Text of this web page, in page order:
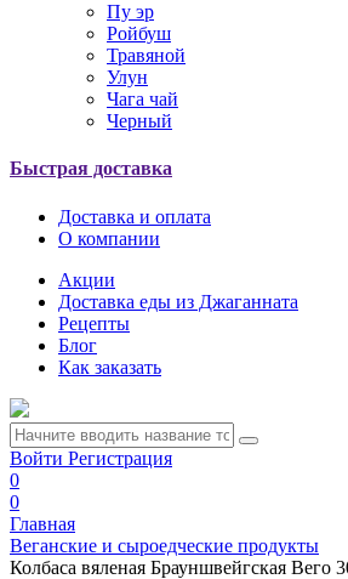
Пу эр
Ройбуш
Травяной
Улун
Чага чай
Черный
Быстрая доставка
Доставка и оплата
О компании
Акции
Доставка еды из Джаганната
Рецепты
Блог
Как заказать
Войти Регистрация
0
0
Главная
Веганские и сыроедческие продукты
Колбаса вяленая Брауншвейгская Вего